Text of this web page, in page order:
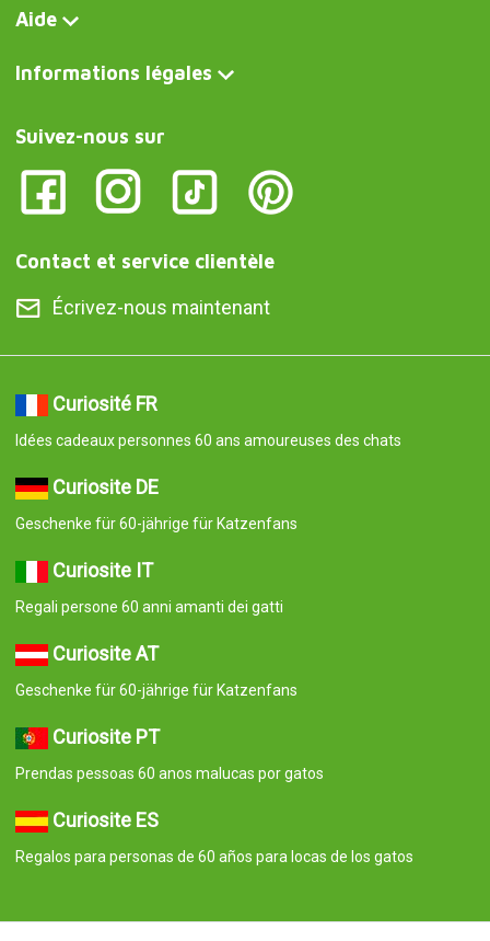
Aide
Informations légales
Suivez-nous sur
Contact et service clientèle
Écrivez-nous maintenant
Curiosité FR
Idées cadeaux personnes 60 ans amoureuses des chats
Curiosite DE
Geschenke für 60-jährige für Katzenfans
Curiosite IT
Regali persone 60 anni amanti dei gatti
Curiosite AT
Geschenke für 60-jährige für Katzenfans
Curiosite PT
Prendas pessoas 60 anos malucas por gatos
Curiosite ES
Regalos para personas de 60 años para locas de los gatos